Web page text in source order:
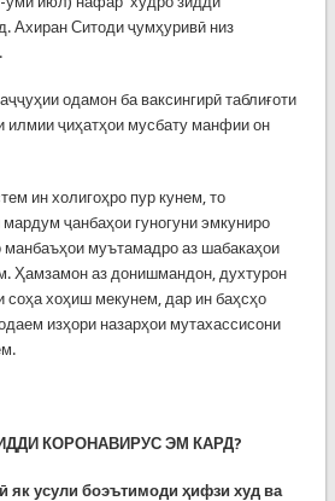
Ахиран Ситоди ҷумҳуривӣ низ
одамон ба ваксингирӣ таблиғоти
илмии ҷиҳатҳои мусбату манфии он
ин холигоҳро пур кунем, то
ҷанбаҳои гуногуни эмкуниро
муътамадро аз шабакаҳои
Ҳамзамон аз донишмандон, духтурон
соҳа хоҳиш мекунем, дар ин баҳсҳо
изҳори назарҳои мутахассисони
КОРОНАВИРУС ЭМ КАРД?
як усули боэътимоди ҳифзи худ ва